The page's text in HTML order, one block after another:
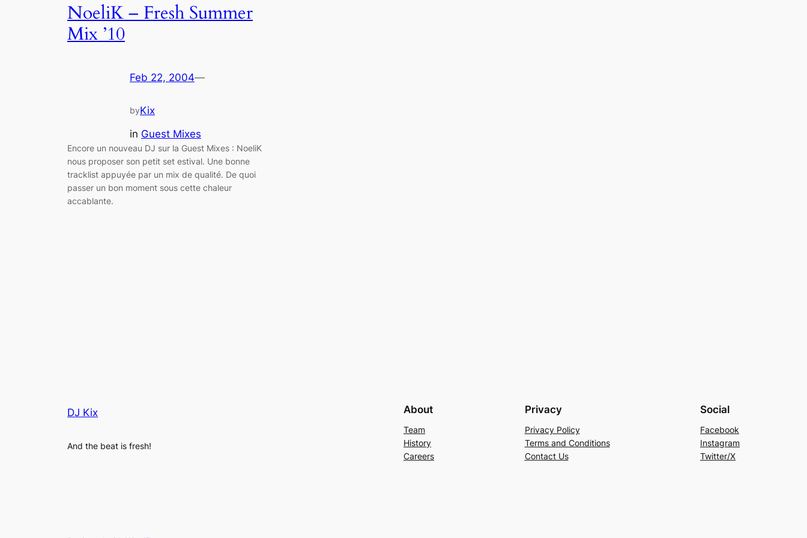
NoeliK – Fresh Summer
Mix ’10
Feb 22, 2004—
byKix
in Guest Mixes
Encore un nouveau DJ sur la Guest Mixes : NoeliK
nous proposer son petit set estival. Une bonne
tracklist appuyée par un mix de qualité. De quoi
passer un bon moment sous cette chaleur
accablante.
DJ Kix
And the beat is fresh!
About
Team
History
Careers
Privacy
Privacy Policy
Terms and Conditions
Contact Us
Social
Facebook
Instagram
Twitter/X